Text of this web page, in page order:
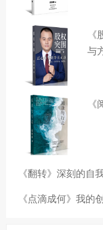
与
《翻转》深刻的自
《点滴成何》我的